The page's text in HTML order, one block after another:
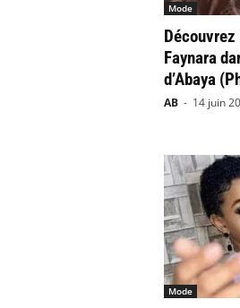
Mode
Faynara
d’Abaya
AB - 14 juin
Mode